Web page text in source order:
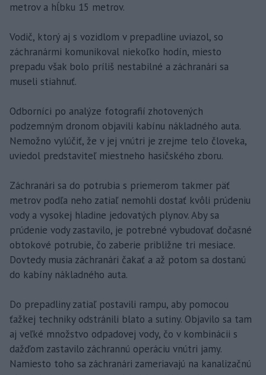
metrov a hĺbku 15 metrov.
Vodič, ktorý aj s vozidlom v prepadline uviazol, so
záchranármi komunikoval niekoľko hodín, miesto
prepadu však bolo príliš nestabilné a záchranári sa
museli stiahnuť.
Odborníci po analýze fotografií zhotovených
podzemným dronom objavili kabínu nákladného auta.
Nemožno vylúčiť, že v jej vnútri je zrejme telo človeka,
uviedol predstaviteľ miestneho hasičského zboru.
Záchranári sa do potrubia s priemerom takmer päť
metrov podľa neho zatiaľ nemohli dostať kvôli prúdeniu
vody a vysokej hladine jedovatých plynov. Aby sa
prúdenie vody zastavilo, je potrebné vybudovať dočasné
obtokové potrubie, čo zaberie približne tri mesiace.
Dovtedy musia záchranári čakať a až potom sa dostanú
do kabíny nákladného auta.
Do prepadliny zatiaľ postavili rampu, aby pomocou
ťažkej techniky odstránili blato a sutiny. Objavilo sa tam
aj veľké množstvo odpadovej vody, čo v kombinácii s
dažďom zastavilo záchrannú operáciu vnútri jamy.
Namiesto toho sa záchranári zameriavajú na kanalizačnú